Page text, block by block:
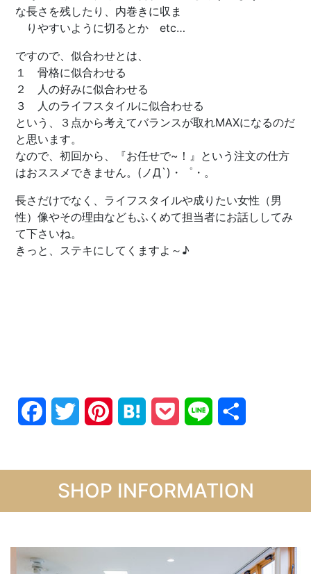
な長さを残したり、内巻きに収ま
りやすいように切るとか etc…
ですので、似合わせとは、
１ 骨格に似合わせる
２ 人の好みに似合わせる
３ 人のライフスタイルに似合わせる
という、３点から考えてバランスが取れMAXになるのだ
と思います。
なので、初回から、『お任せで~！』という注文の仕方
はおススメできません。(ノД`)・゜・。
長さだけでなく、ライフスタイルや成りたい女性（男
性）像やその理由などもふくめて担当者にお話ししてみ
て下さいね。
きっと、ステキにしてくますよ～♪
FacebookTwitter PinterestHatena Pocket Line
SHOP INFORMATION